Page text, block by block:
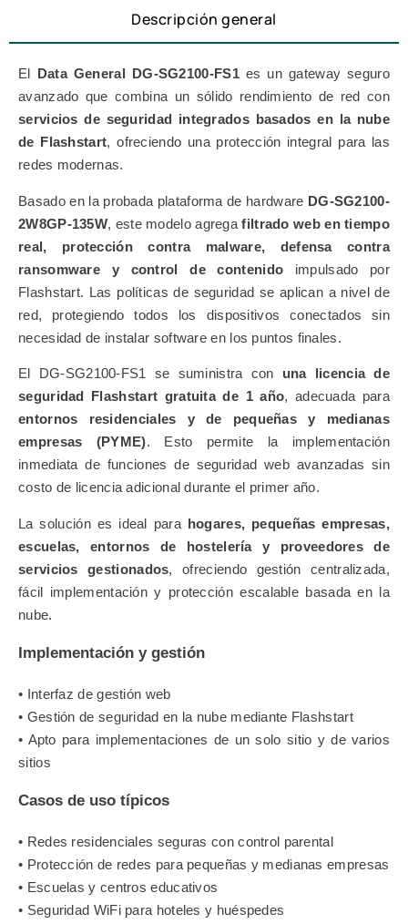
Descripción general
El Data General DG-SG2100-FS1es un gateway seguro
avanzado que combina un sólido rendimiento de red con
servicios de seguridad integrados basados en la nube
de Flashstart, ofreciendo una protección integral para las
redes modernas.
Basado en la probada plataforma de hardware DG-SG2100-
2W8GP-135W, este modelo agregafiltrado web en tiempo
real, protección contra malware, defensa contra
ransomware y control de contenido impulsado por
Flashstart. Las políticas de seguridad se aplican a nivel de
red, protegiendo todos los dispositivos conectados sin
necesidad de instalar software en los puntos finales.
El DG-SG2100-FS1 se suministra con una licencia de
seguridad Flashstart gratuita de 1 año, adecuada para
entornos residenciales y de pequeñas y medianas
empresas (PYME). Esto permite la implementación
inmediata de funciones de seguridad web avanzadas sin
costo de licencia adicional durante el primer año.
La solución es ideal para hogares, pequeñas empresas,
escuelas, entornos de hostelería y proveedores de
servicios gestionados, ofreciendo gestión centralizada,
fácil implementación y protección escalable basada en la
nube.
Implementación y gestión
• Interfaz de gestión web
• Gestión de seguridad en la nube mediante Flashstart
• Apto para implementaciones de un solo sitio y de varios
sitios
Casos de uso típicos
• Redes residenciales seguras con control parental
• Protección de redes para pequeñas y medianas empresas
• Escuelas y centros educativos
• Seguridad WiFi para hoteles y huéspedes